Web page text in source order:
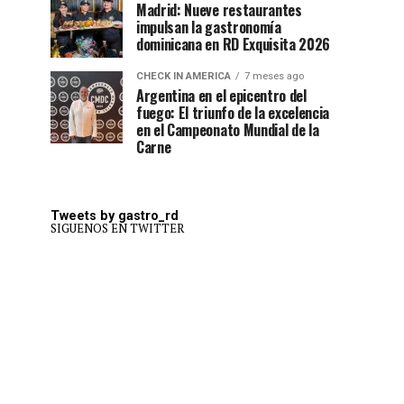
Madrid: Nueve restaurantes
impulsan la gastronomía
dominicana en RD Exquisita 2026
CHECK IN AMERICA 7 meses ago
Argentina en el epicentro del
fuego: El triunfo de la excelencia
en el Campeonato Mundial de la
Carne
Tweets by gastro_rd
SIGUENOS EN TWITTER